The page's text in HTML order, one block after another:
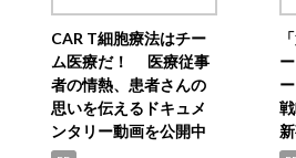
CAR T細胞療法はチー
ム医療だ！ 医療従事
者の情熱、患者さんの
思いを伝えるドキュメ
ンタリー動画を公開中